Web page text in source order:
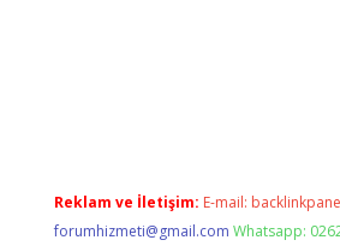
Reklam ve İletişim: E-mail:
forumhizmeti@gmail.com Whatsapp: